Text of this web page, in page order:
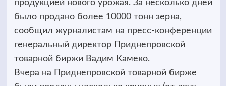
продукцией нового урожая. За несколько дней
было продано более 10000 тонн зерна,
сообщил журналистам на пресс-конференции
генеральный директор Приднепровской
товарной биржи Вадим Камеко.
Вчера на Приднепровской товарной бирже